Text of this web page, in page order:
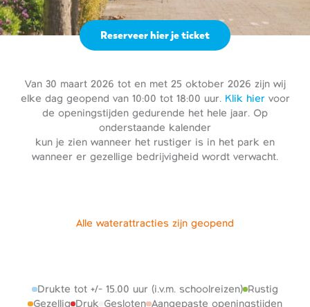
Van 30 maart 2026 tot en met 25 oktober 2026 zijn wij
elke dag geopend van 10:00 tot 18:00 uur. Klik hiervoor
de openingstijden gedurende het hele jaar. Op
onderstaande kalender
kun je zien wanneer het rustiger is in het park en
wanneer er gezellige bedrijvigheid wordt verwacht.
Reserveer hier je ticket
Alle waterattracties zijn geopend
Aangepaste openingstijden
Druk
Drukte tot +/- 15.00 uur (i.v.m. schoolreizen)
Gesloten
Gezellig
Rustig